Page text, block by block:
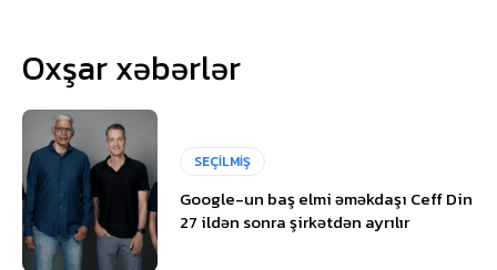
Oxşar xəbərlər
SEÇİLMİŞ
Google-un baş elmi əməkdaşı Ceff Din
27 ildən sonra şirkətdən ayrılır